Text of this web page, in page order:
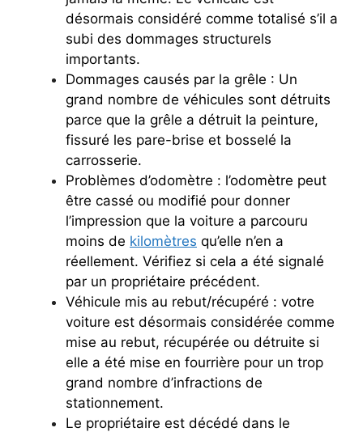
désormais considéré comme totalisé s’il a
subi des dommages structurels
importants.
Dommages causés par la grêle : Un
grand nombre de véhicules sont détruits
parce que la grêle a détruit la peinture,
fissuré les pare-brise et bosselé la
carrosserie.
Problèmes d’odomètre : l’odomètre peut
être cassé ou modifié pour donner
l’impression que la voiture a parcouru
moins de kilomètres qu’elle n’en a
réellement. Vérifiez si cela a été signalé
par un propriétaire précédent.
Véhicule mis au rebut/récupéré : votre
voiture est désormais considérée comme
mise au rebut, récupérée ou détruite si
elle a été mise en fourrière pour un trop
grand nombre d’infractions de
stationnement.
Le propriétaire est décédé dans le